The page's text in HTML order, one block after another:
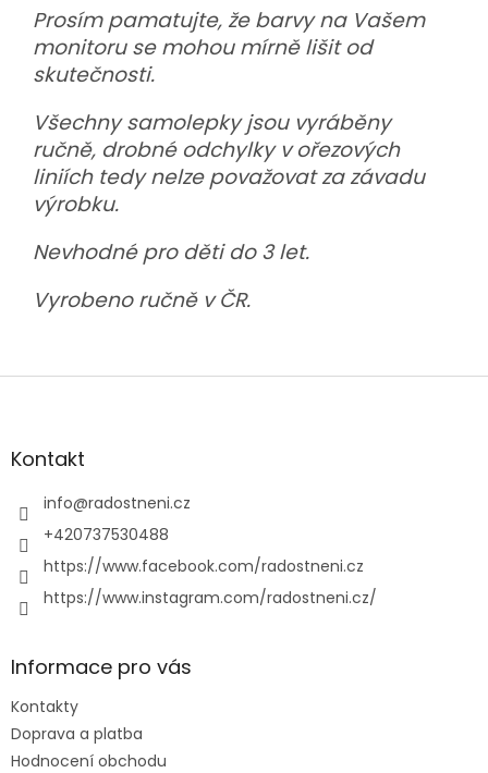
Prosím pamatujte, že barvy na Vašem
monitoru se mohou mírně lišit od
skutečnosti.
Všechny samolepky jsou vyráběny
ručně, drobné odchylky v ořezových
liniích tedy nelze považovat za závadu
výrobku.
Nevhodné pro děti do 3 let.
Vyrobeno ručně v ČR.
Z
aKontakt
info@radostneni.cz
+420737530488
https://www.facebook.com/radostneni.cz
https://www.instagram.com/radostneni.cz/
Informace pro vás
Kontakty
Doprava a platba
Hodnocení obchodu